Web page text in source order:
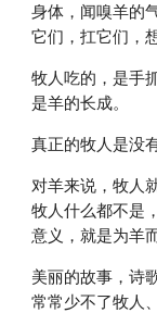
身体，闻嗅羊的
它们，扛它们，
牧人吃的，是手
是羊的长成。
真正的牧人是没
对羊来说，牧人
牧人什么都不是
意义，就是为羊
美丽的故事，诗
常常少不了牧人